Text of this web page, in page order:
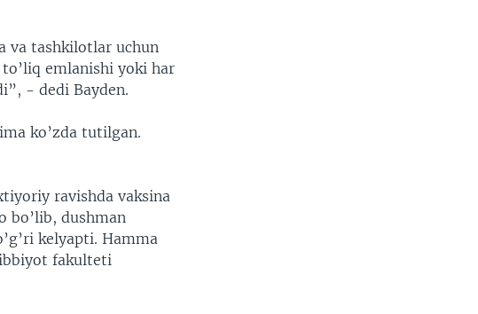
va tashkilotlar uchun
emlanishi yoki har
- dedi Bayden.
ko’zda tutilgan.
ravishda vaksina
bo’lib, dushman
kelyapti. Hamma
fakulteti